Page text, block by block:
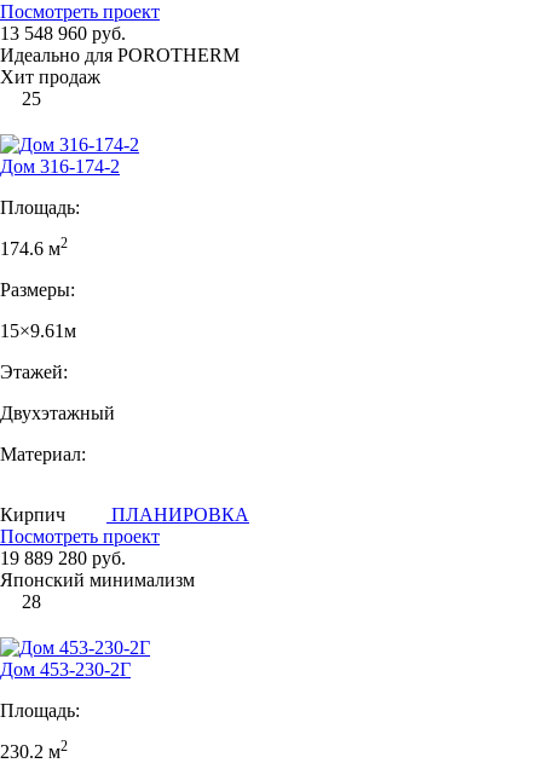
Посмотреть проект
13 548 960 руб.
Идеально для POROTHERM
Хит продаж
25
Дом 316-174-2
Площадь:
174.6 м2
Размеры:
15×9.61м
Этажей:
Двухэтажный
Материал:
Кирпич
ПЛАНИРОВКА
Посмотреть проект
19 889 280 руб.
Японский минимализм
28
Дом 453-230-2Г
Площадь:
230.2 м2